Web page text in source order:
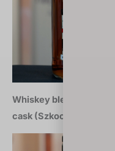
Whiskey blendowana
cask (Szkocja)